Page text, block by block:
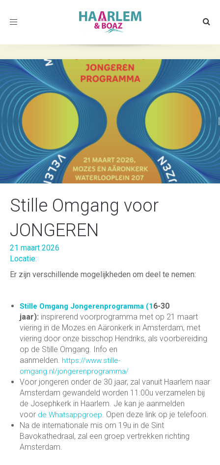
Toggle
Stille Omgang voor
JONGEREN
21 maart 2026
Locatie:
Er zijn verschillende mogelijkheden om deel te nemen:
Stille Omgang Jongerenprogramma (16-30
jaar): inspirerend voorprogramma met op 21 maart
viering in de Mozes en Aäronkerk in Amsterdam, met
viering door onze bisschop Hendriks, als voorbereiding
op de Stille Omgang. Info en
aanmelden. https://www.stille-
omgang.nl/jongerenprogramma/
Voor jongeren onder de 30 jaar, zal vanuit Haarlem naar
Amsterdam gewandeld worden 11:00u verzamelen bij
de Josephkerk in Haarlem. Je kan je aanmelden
voor de Whatsappgroep. Open deze link op je telefoon.
Na de internationale mis om 19u in de Sint
Bavokathedraal, zal een groep vertrekken richting
Amsterdam.